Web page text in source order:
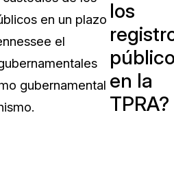
Médica
en un plazo
el
gubernamental
los
en la
TPRA?